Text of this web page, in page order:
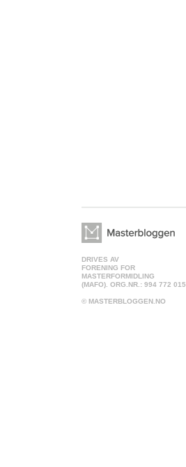
DRIVES AV
FORENING FOR
MASTERFORMIDLING
(MAFO). ORG.NR.: 994 772 015
© MASTERBLOGGEN.NO